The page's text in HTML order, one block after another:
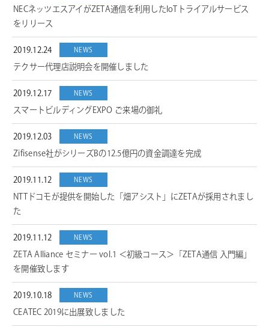
NECネッツエスアイがZETA通信を利用したIoTトライアルサービス
をリリース
2019.12.24 NEWS
テクサー代理店説明会を開催しました
2019.12.17 NEWS
スマートビルディングEXPO ご来場の御礼
2019.12.03 NEWS
Zifisense社がシリーズBの12.5億円の資金調達を完成
2019.11.12 NEWS
NTTドコモが提供を開始した「畑アシスト」にZETAが採用されまし
た
2019.11.12 NEWS
ZETA Alliance セミナー vol.1 ＜初級コース＞「ZETA通信 入門編」
を開催致します
2019.10.18 NEWS
CEATEC 2019に出展致しました